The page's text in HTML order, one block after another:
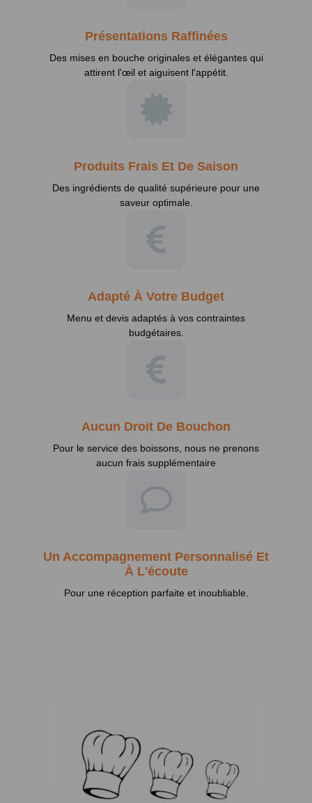
Présentations Raffinées
Des mises en bouche originales et élégantes qui
attirent l'œil et aiguisent l'appétit.
Produits Frais Et De Saison
Des ingrédients de qualité supérieure pour une
saveur optimale.
Adapté À Votre Budget
Menu et devis adaptés à vos contraintes
budgétaires.
Aucun Droit De Bouchon
Pour le service des boissons, nous ne prenons
aucun frais supplémentaire
Un Accompagnement Personnalisé Et
À L'écoute
Pour une réception parfaite et inoubliable.